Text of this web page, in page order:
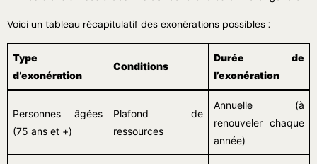
Voici un tableau récapitulatif des exonérations possibles :
Type
d’exonération
Conditions
Durée de
l’exonération
Personnes âgées
(75 ans et +)
Plafond de
ressources
Annuelle (à
renouveler chaque
année)